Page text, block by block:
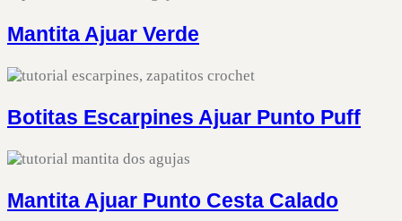
Mantita Ajuar Verde
Botitas Escarpines Ajuar Punto Puff
Mantita Ajuar Punto Cesta Calado